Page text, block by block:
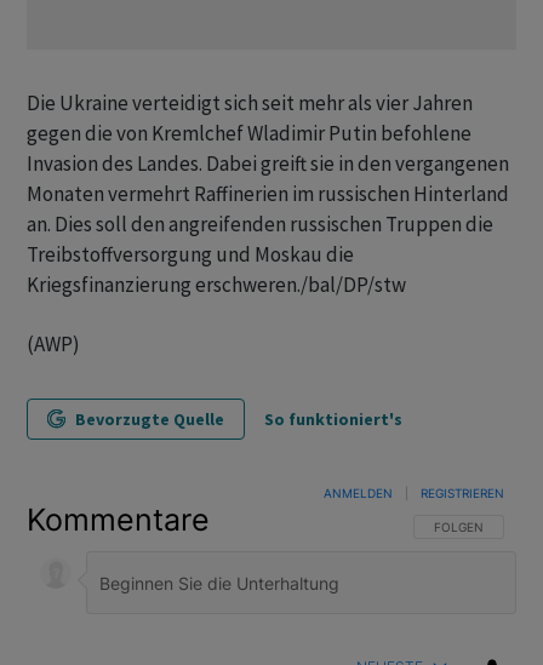
Die Ukraine verteidigt sich seit mehr als vier Jahren
gegen die von Kremlchef Wladimir Putin befohlene
Invasion des Landes. Dabei greift sie in den vergangenen
Monaten vermehrt Raffinerien im russischen Hinterland
an. Dies soll den angreifenden russischen Truppen die
Treibstoffversorgung und Moskau die
Kriegsfinanzierung erschweren./bal/DP/stw
(AWP)
Bevorzugte Quelle So funktioniert's
Kommentare FOLGE DIESER
FOLGEN
ANMELDEN REGISTRIEREN